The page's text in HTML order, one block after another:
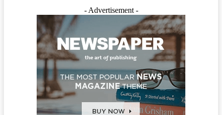
- Advertisement -